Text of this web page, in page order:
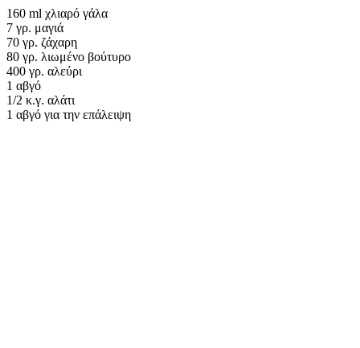
160 ml χλιαρό γάλα
7 γρ. μαγιά
70 γρ. ζάχαρη
80 γρ. λιωμένο βούτυρο
400 γρ. αλεύρι
1 αβγό
1/2 κ.γ. αλάτι
1 αβγό για την επάλειψη